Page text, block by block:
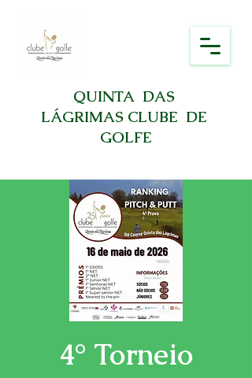
QUINTA DAS
LÁGRIMAS CLUBE DE
GOLFE
4° Torneio